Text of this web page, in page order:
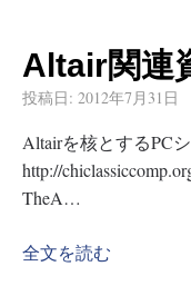
Altair関連
投稿日: 2012年7月31日
Altairを核とするPC
http://
TheA…
全文を読む